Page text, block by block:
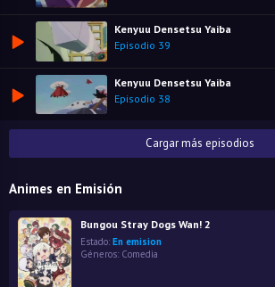
Kenyuu Densetsu Yaiba
Episodio 39
Kenyuu Densetsu Yaiba
Episodio 38
Cargar más episodios
Animes en Emisión
Bungou Stray Dogs Wan! 2
Estado: En emision
Géneros: Comedia